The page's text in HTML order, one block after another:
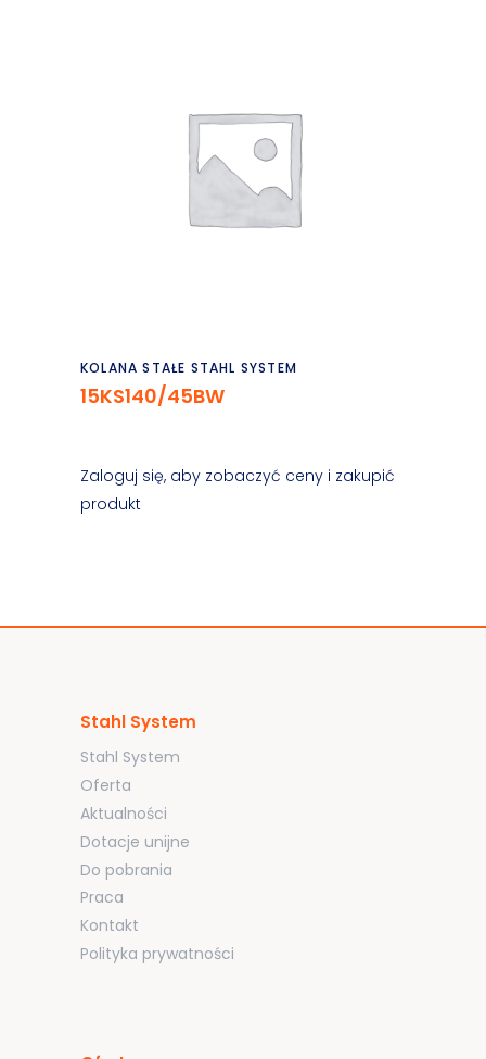
Czytaj dalej
KOLANA STAŁE STAHL SYSTEM
15KS140/45BW
Zaloguj się, aby zobaczyć ceny i zakupić
produkt
Stahl System
Stahl System
Oferta
Aktualności
Dotacje unijne
Do pobrania
Praca
Kontakt
Polityka prywatności